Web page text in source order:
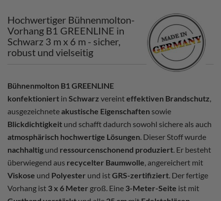
Hochwertiger Bühnenmolton-
Vorhang B1 GREENLINE in
Schwarz 3 m x 6 m - sicher,
robust und vielseitig
Bühnenmolton B1 GREENLINE
konfektioniert in Schwarz vereinteffektiven Brandschutz,
ausgezeichneteakustische Eigenschaften sowie
Blickdichtigkeit und schafft dadurch sowohl sichere als auch
atmosphärisch hochwertige Lösungen. Dieser Stoff wurde
nachhaltig und ressourcenschonend produziert. Er besteht
überwiegend aus recycelter Baumwolle, angereichert mit
Viskose und Polyester und istGRS-zertifiziert. Der fertige
Vorhang ist 3 x 6 Meter groß. Eine 3-Meter-Seite ist mit